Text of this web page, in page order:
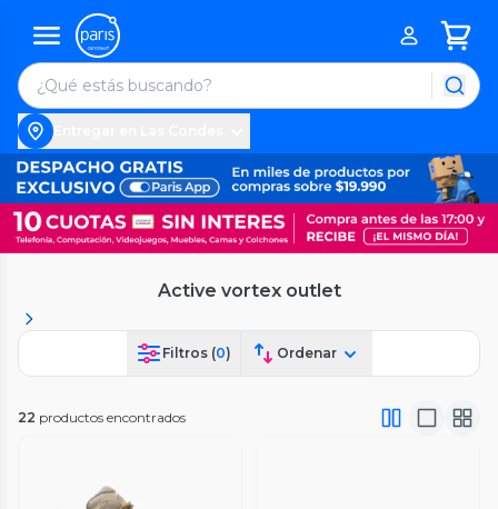
Active vortex outlet
Filtros (0) Ordenar
22 productos encontrados